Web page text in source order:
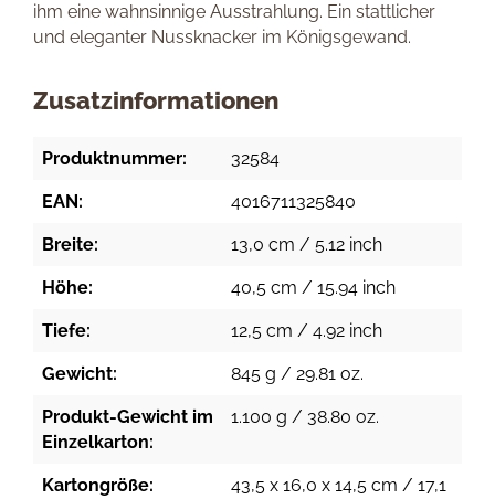
ihm eine wahnsinnige Ausstrahlung. Ein stattlicher
und eleganter Nussknacker im Königsgewand.
Zusatzinformationen
Produktnummer: 32584
EAN: 4016711325840
Breite: 13,0 cm / 5.12 inch
Höhe: 40,5 cm / 15.94 inch
Tiefe: 12,5 cm / 4.92 inch
Gewicht: 845 g / 29.81 oz.
Produkt-Gewicht im
Einzelkarton:
1.100 g / 38.80 oz.
Kartongröße:
43,5 x 16,0 x 14,5 cm / 17,1